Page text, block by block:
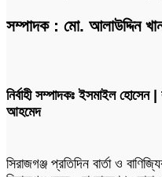
সম্পাদক : মো. আলাউদ্দিন
নির্বাহী সম্পাদকঃ ইসমাইল হোসেন
আহমেদ
সিরাজগঞ্জ প্রতিদিন বার্তা ও